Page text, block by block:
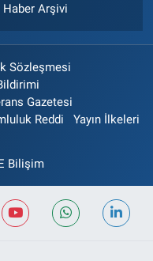
Haber Arşivi
Sözleşmesi
Gazetesi
Reddi Yayın İlkeleri
Bilişim